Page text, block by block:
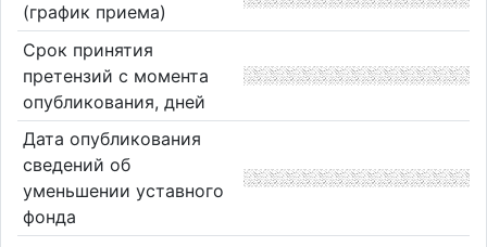
(график приема)
Срок принятия
претензий с момента
опубликования, дней
Дата опубликования
сведений об
уменьшении уставного
фонда